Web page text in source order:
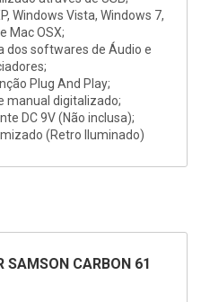
Windows Vista, Windows 7,
Mac OSX;
dos softwares de Áudio e
Plug And Play;
manual digitalizado;
DC 9V (Não inclusa);
(Retro Iluminado)
SAMSON CARBON 61